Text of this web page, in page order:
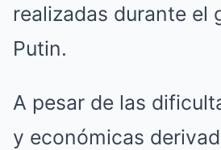
realizadas durante el
Putin.
A pesar de las
y económicas